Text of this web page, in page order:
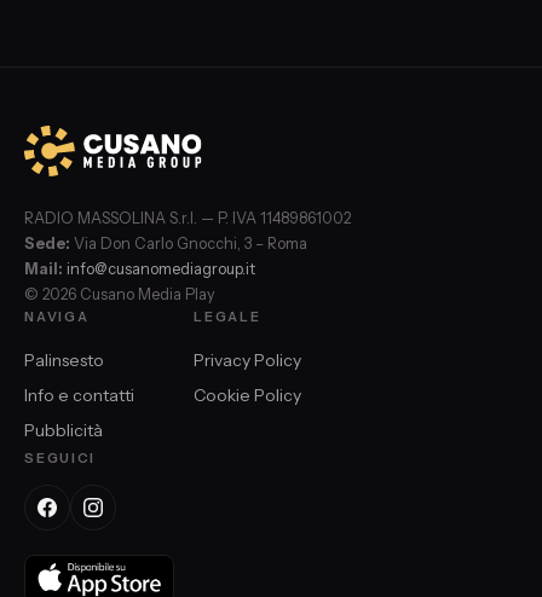
RADIO MASSOLINA S.r.l. — P. IVA 11489861002
Sede: Via Don Carlo Gnocchi, 3 – Roma
Mail: info@cusanomediagroup.it
© 2026 Cusano Media Play
NAVIGA
Palinsesto
Info e contatti
Pubblicità
LEGALE
Privacy Policy
Cookie Policy
SEGUICI